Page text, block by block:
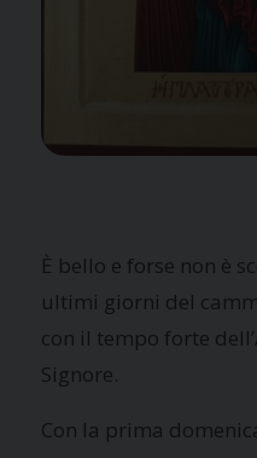
È bello e forse non è
ultimi giorni del
con il tempo forte
Signore.
Con la prima